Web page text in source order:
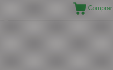
Comprar